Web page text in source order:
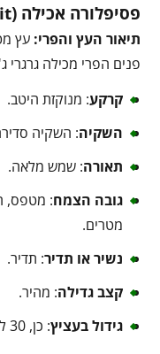
פסיפלורה אכילה (Passion Fruit)
תיאור העץ והפרי:עץ
פנים הפרי מכילה
קרקע: מנוקזת היטב.
השקיה: השקיה
תאורה: שמש מלאה.
גובה הצמח
מטרים.
נשיר או תדיר: תדיר.
קצב גדילה: מהיר.
גידול בעציץ: כן, 30 ליטר ומעלה